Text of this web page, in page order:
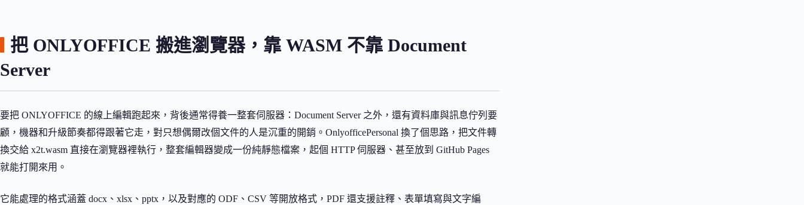
把 ONLYOFFICE 搬進瀏覽器，靠 WASM 不靠 Document
Server
要把 ONLYOFFICE 的線上編輯跑起來，背後通常得養一整套伺服器：Document Server 之外，還有資料庫與訊息佇列要
顧，機器和升級節奏都得跟著它走，對只想偶爾改個文件的人是沉重的開銷。OnlyofficePersonal 換了個思路，把文件轉
換交給 x2t.wasm 直接在瀏覽器裡執行，整套編輯器變成一份純靜態檔案，起個 HTTP 伺服器、甚至放到 GitHub Pages
就能打開來用。
它能處理的格式涵蓋 docx、xlsx、pptx，以及對應的 ODF、CSV 等開放格式，PDF 還支援註釋、表單填寫與文字編